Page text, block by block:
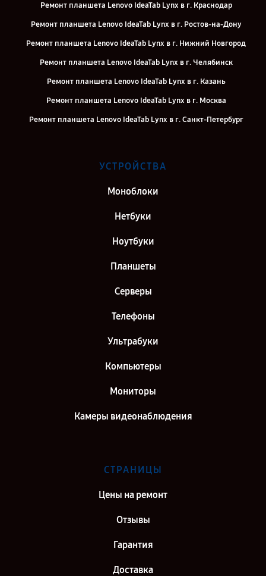
Ремонт планшета Lenovo IdeaTab Lynx в г. Краснодар
Ремонт планшета Lenovo IdeaTab Lynx в г. Ростов-на-Дону
Ремонт планшета Lenovo IdeaTab Lynx в г. Нижний Новгород
Ремонт планшета Lenovo IdeaTab Lynx в г. Челябинск
Ремонт планшета Lenovo IdeaTab Lynx в г. Казань
Ремонт планшета Lenovo IdeaTab Lynx в г. Москва
Ремонт планшета Lenovo IdeaTab Lynx в г. Санкт-Петербург
УСТРОЙСТВА
Моноблоки
Нетбуки
Ноутбуки
Планшеты
Серверы
Телефоны
Ультрабуки
Компьютеры
Мониторы
Камеры видеонаблюдения
СТРАНИЦЫ
Цены на ремонт
Отзывы
Гарантия
Доставка